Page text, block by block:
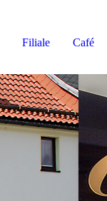
Filiale Café